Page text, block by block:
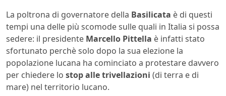
La poltrona di governatore della Basilicata è di questi
tempi una delle più scomode sulle quali in Italia si possa
sedere: il presidente Marcello Pittella è infatti stato
sfortunato perchè solo dopo la sua elezione la
popolazione lucana ha cominciato a protestare davvero
per chiedere lo stop alle trivellazioni (di terra e di
mare) nel territorio lucano.